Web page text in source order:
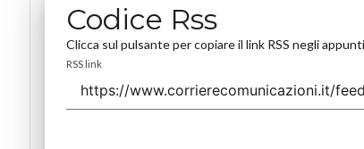
Codice Rss
Clicca sul pulsante per copiare il link RSS negli
RSS link